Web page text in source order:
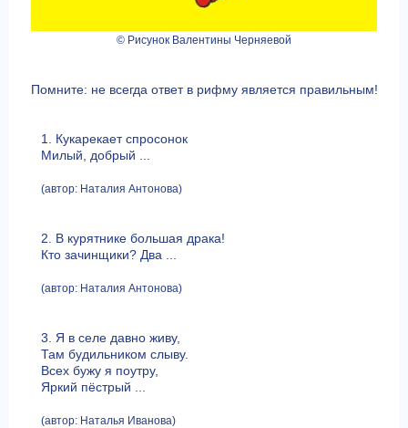
© Рисунок Валентины Черняевой
Помните: не всегда ответ в рифму является правильным!
1. Кукарекает спросонок
Милый, добрый ...
(автор: Наталия Антонова)
2. В курятнике большая драка!
Кто зачинщики? Два ...
(автор: Наталия Антонова)
3. Я в селе давно живу,
Там будильником слыву.
Всех бужу я поутру,
Яркий пёстрый ...
(автор: Наталья Иванова)